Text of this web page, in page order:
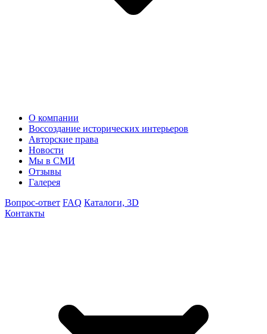
О компании
Воссоздание исторических интерьеров
Авторские права
Новости
Мы в СМИ
Отзывы
Галерея
Вопрос-ответ FAQ Каталоги, 3D
Контакты